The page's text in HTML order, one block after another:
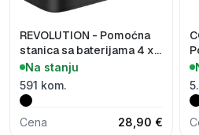
REVOLUTION - Pomoćna
stanica sa baterijama 4 x
10.000 mAh, 65W, sa
magnetom
Na stanju
591 kom.
Cena 28,90 €